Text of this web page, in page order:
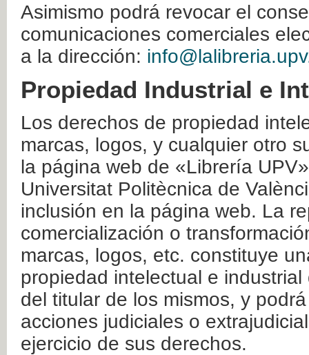
Asimismo podrá revocar el
comunicaciones comerciales
a la dirección:
Propiedad Industrial e
Los derechos de propiedad
marcas, logos, y cualquier otro
la página web de «Librería
Universitat Politècnica de
inclusión en la página web. La
comercialización o
marcas, logos, etc. constituye
propiedad intelectual e
del titular de los mismos, y
acciones judiciales o
ejercicio de sus derechos.